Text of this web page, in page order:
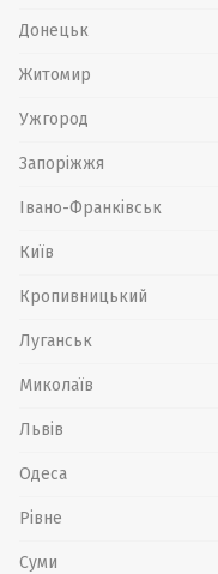
Донецьк
Житомир
Ужгород
Запоріжжя
Івано-Франківськ
Київ
Кропивницький
Луганськ
Миколаїв
Львів
Одеса
Рівне
Суми